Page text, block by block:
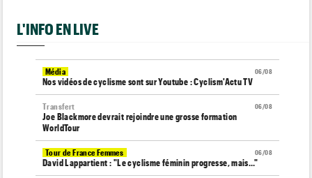
L'INFO EN LIVE
06/08
Média
Nos vidéos de cyclisme sont sur Youtube : Cyclism'Actu TV
06/08
Transfert
Joe Blackmore devrait rejoindre une grosse formation
WorldTour
06/08
Tour de France Femmes
David Lappartient : "Le cyclisme féminin progresse, mais…"